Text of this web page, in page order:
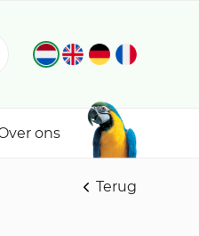
ons
Terug